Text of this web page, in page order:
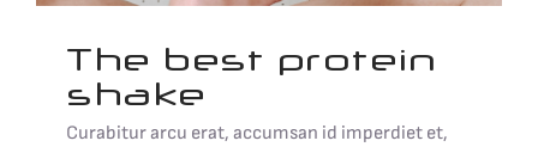
The best protein
shake
Curabitur arcu erat, accumsan id imperdiet et,